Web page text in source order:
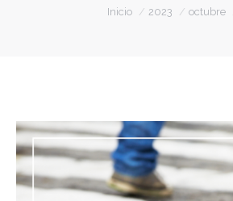
Estás aquí:
Inicio 2023 octubre